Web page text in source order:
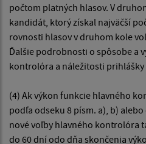
počtom platných hlasov. V
kandidát, ktorý získal najväčší
rovnosti hlasov v druhom kole
Ďalšie podrobnosti o spôsobe a
kontrolóra a náležitosti
(4) Ak výkon funkcie hlavného
podľa odseku 8 písm. a), b)
nové voľby hlavného kontrolóra
do 60 dní odo dňa skončenia